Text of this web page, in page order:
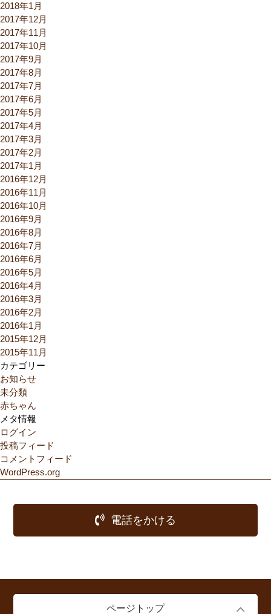
2018年1月
2017年12月
2017年11月
2017年10月
2017年9月
2017年8月
2017年7月
2017年6月
2017年5月
2017年4月
2017年3月
2017年2月
2017年1月
2016年12月
2016年11月
2016年10月
2016年9月
2016年8月
2016年7月
2016年6月
2016年5月
2016年4月
2016年3月
2016年2月
2016年1月
2015年12月
2015年11月
カテゴリー
お知らせ
未分類
赤ちゃん
メタ情報
ログイン
投稿フィード
コメントフィード
WordPress.org
電話をかける
ページトップ